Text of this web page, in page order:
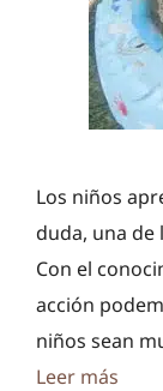
Los niños
duda, una de
Con el
acción
niños sean
Leer más